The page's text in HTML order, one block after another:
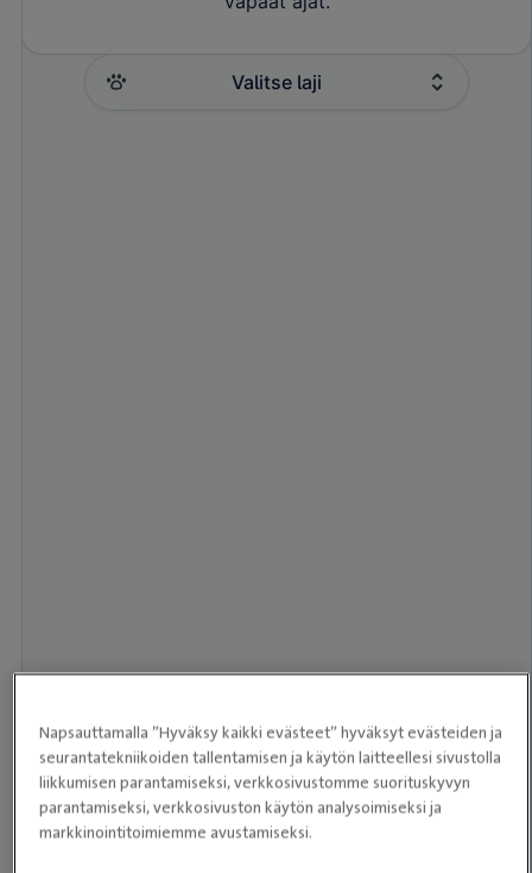
Napsauttamalla ”Hyväksy kaikki evästeet” hyväksyt evästeiden ja
seurantatekniikoiden tallentamisen ja käytön laitteellesi sivustolla
liikkumisen parantamiseksi, verkkosivustomme suorituskyvyn
parantamiseksi, verkkosivuston käytön analysoimiseksi ja
markkinointitoimiemme avustamiseksi.